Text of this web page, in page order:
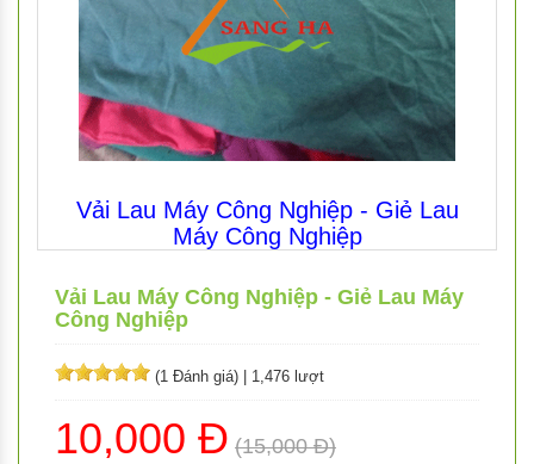
Vải Lau Máy Công Nghiệp - Giẻ Lau
Máy Công Nghiệp
Vải Lau Máy Công Nghiệp - Giẻ Lau Máy
Công Nghiệp
(1 Đánh giá) 1,476 lượt
10,000 Đ (15,000 Đ)